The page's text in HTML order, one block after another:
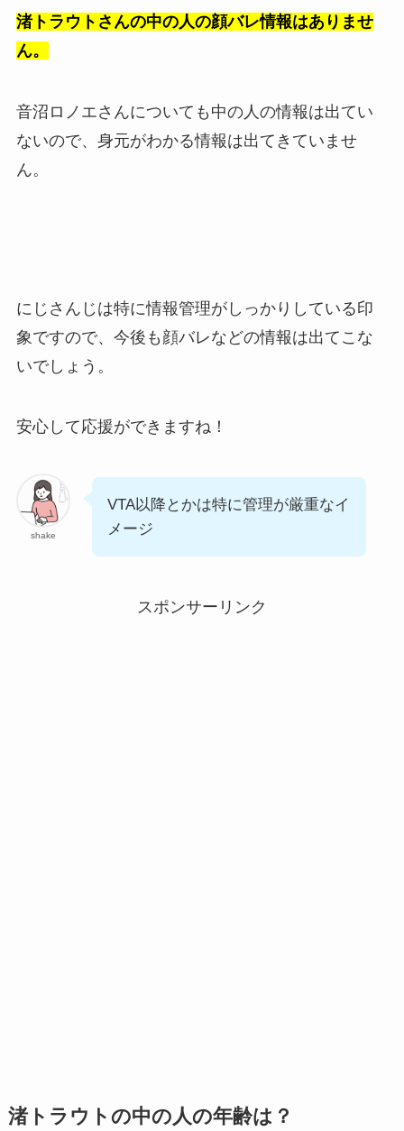
渚トラウトさんの中の人の顔バレ情報はありませ
ん。
音沼ロノエさんについても中の人の情報は出てい
ないので、身元がわかる情報は出てきていませ
ん。
にじさんじは特に情報管理がしっかりしている印
象ですので、今後も顔バレなどの情報は出てこな
いでしょう。
安心して応援ができますね！
shake
VTA以降とかは特に管理が厳重なイ
メージ
スポンサーリンク
渚トラウトの中の人の年齢は？